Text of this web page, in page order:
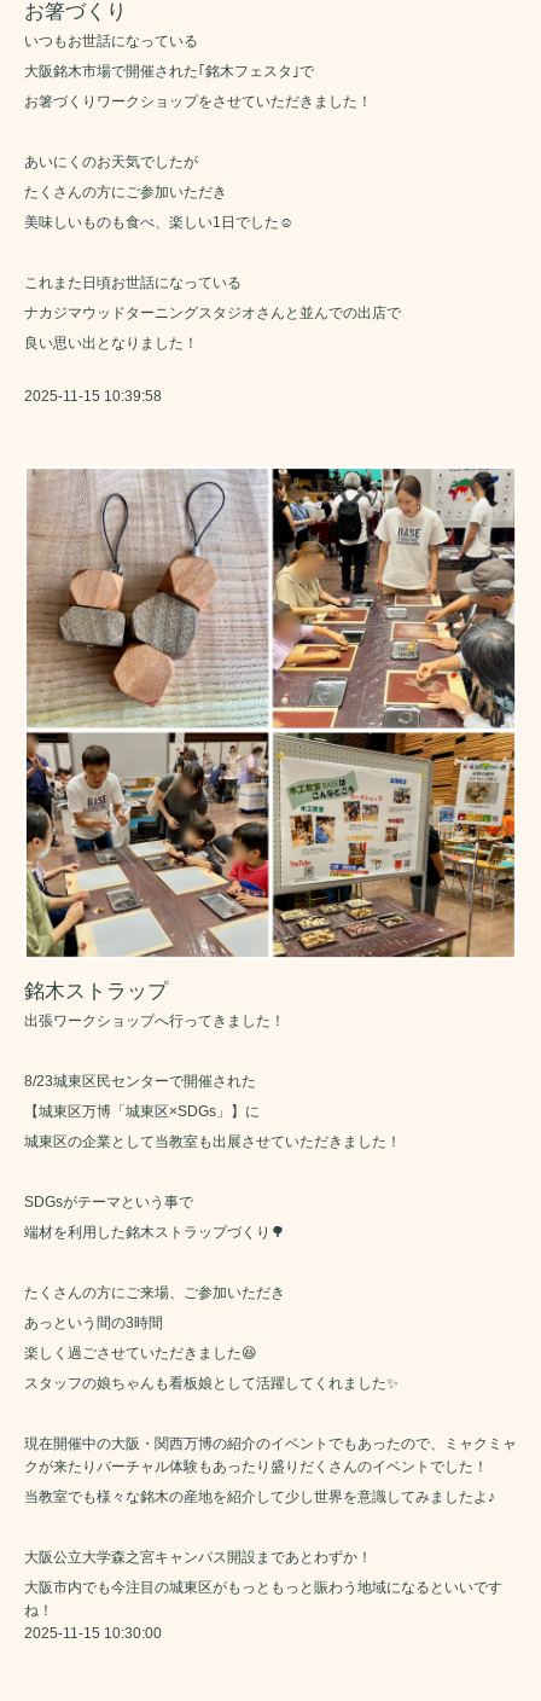
お箸づくり
いつもお世話になっている
大阪銘木市場で開催された｢銘木フェスタ｣で
お箸づくりワークショップをさせていただきました！
あいにくのお天気でしたが
たくさんの方にご参加いただき
美味しいものも食べ、楽しい1日でした☺️
これまた日頃お世話になっている
ナカジマウッドターニングスタジオさんと並んでの出店で
良い思い出となりました！
2025-11-15 10:39:58
銘木ストラップ
出張ワークショップへ行ってきました！
8/23城東区民センターで開催された
【城東区万博「城東区×SDGs」】に
城東区の企業として当教室も出展させていただきました！
SDGsがテーマという事で
端材を利用した銘木ストラップづくり🌳
たくさんの方にご来場、ご参加いただき
あっという間の3時間
楽しく過ごさせていただきました😆
スタッフの娘ちゃんも看板娘として活躍してくれました✨️
現在開催中の大阪・関西万博の紹介のイベントでもあったので、ミャクミャ
クが来たりバーチャル体験もあったり盛りだくさんのイベントでした！
当教室でも様々な銘木の産地を紹介して少し世界を意識してみましたよ♪
大阪公立大学森之宮キャンパス開設まであとわずか！
大阪市内でも今注目の城東区がもっともっと賑わう地域になるといいです
ね！
2025-11-15 10:30:00